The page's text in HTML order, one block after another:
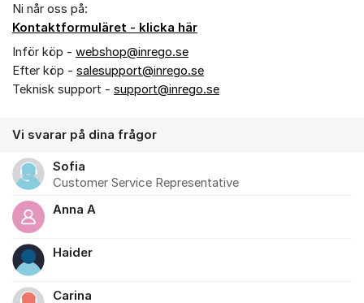
Ni når oss på:
Kontaktformuläret - klicka här
Inför köp - webshop@inrego.se
Efter köp - salesupport@inrego.se
Teknisk support - support@inrego.se
Vi svarar på dina frågor
Sofia
Customer Service Representative
Anna A
Haider
Carina